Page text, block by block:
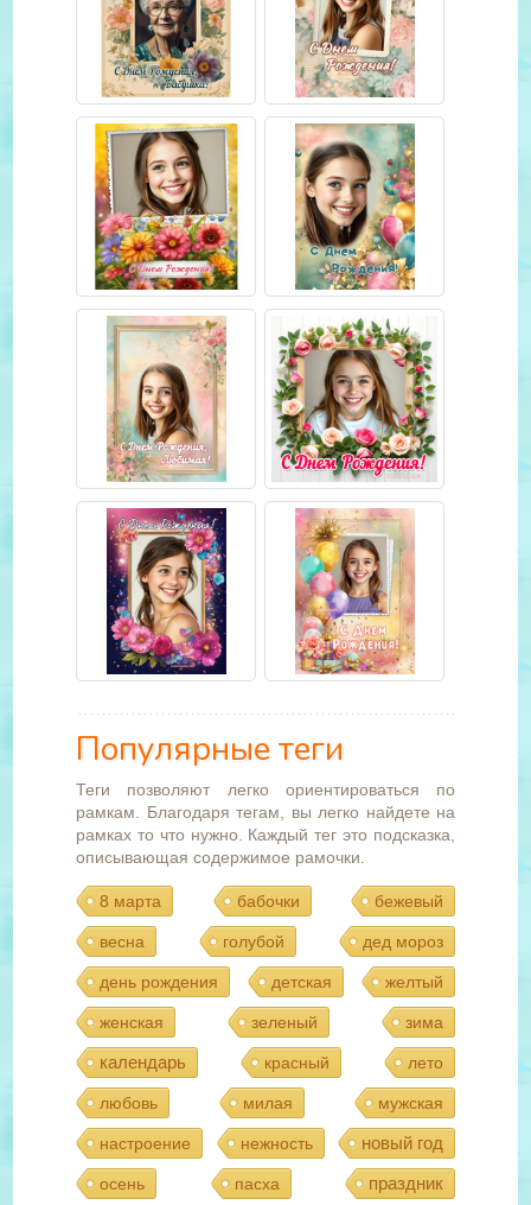
Популярные теги
Теги позволяют легко ориентироваться по
рамкам. Благодаря тегам, вы легко найдете на
рамках то что нужно. Каждый тег это подсказка,
описывающая содержимое рамочки.
8 марта бабочки бежевый
весна голубой дед мороз
день рождения детская желтый
женская зеленый зима
календарь красный лето
любовь милая мужская
настроение нежность новый год
осень пасха праздник